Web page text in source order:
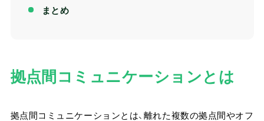
まとめ
拠点間コミュニケーションとは
拠点間コミュニケーションとは、離れた複数の拠点間やオフ